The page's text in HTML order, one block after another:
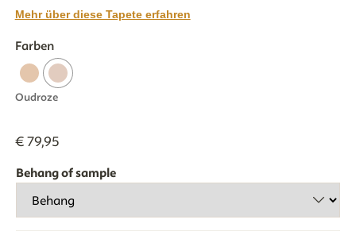
Mehr über diese Tapete erfahren
Farben
Oudroze
€ 79,95
Behang of sample